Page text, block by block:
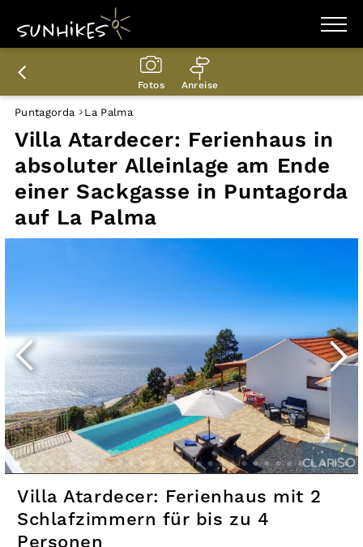
WANDERZIELE
WANDERUNGEN
ENTDECKEN
MAGAZIN
PLANER
Fotos Anreise
Villa Atardecer: Ferienhaus in
absoluter Alleinlage am Ende
einer Sackgasse in Puntagorda
auf La Palma
Puntagorda La Palma
Villa Atardecer: Ferienhaus mit 2
Schlafzimmern für bis zu 4
Personen